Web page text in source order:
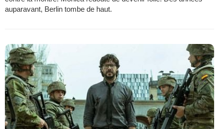
auparavant, Berlin tombe de haut.